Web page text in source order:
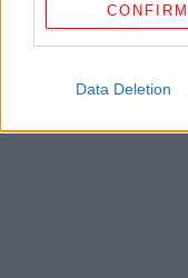
CONFIRM
Data Deletion